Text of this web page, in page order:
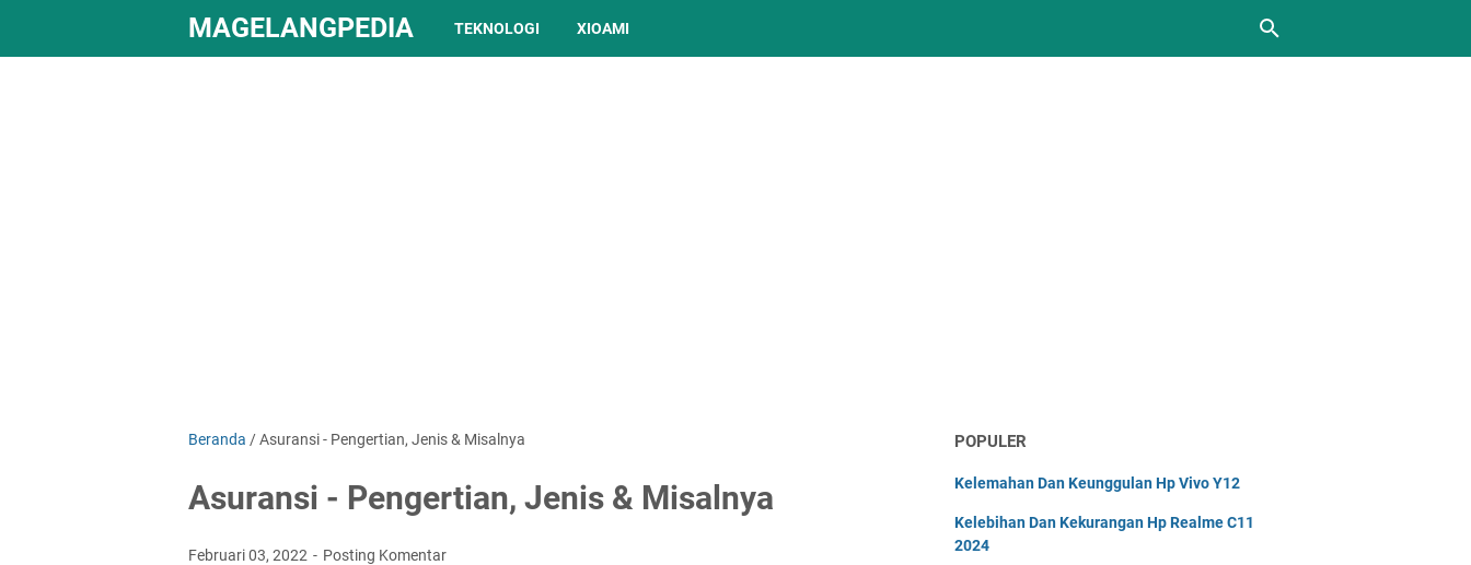
MAGELANGPEDIA TEKNOLOGI XIOAMI
Beranda /Asuransi - Pengertian, Jenis & Misalnya
Asuransi - Pengertian, Jenis & Misalnya
Februari 03, 2022 Posting Komentar
POPULER
Kelemahan Dan Keunggulan Hp Vivo Y12
Kelebihan Dan Kekurangan Hp Realme C11
2024